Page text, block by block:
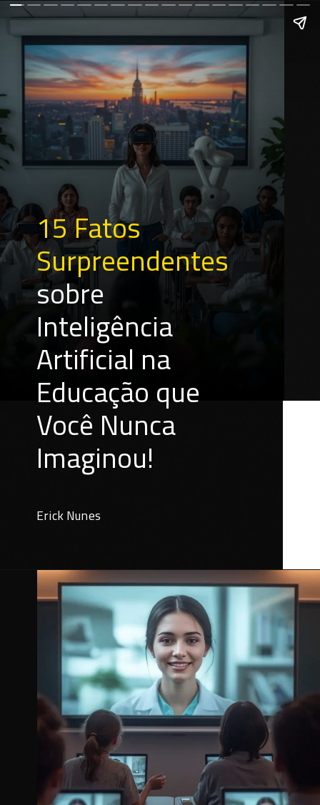
Erick Nunes
15 Fatos
Surpreendentes
sobre
Inteligência
Artificial na
Educação que
Você Nunca
Imaginou!